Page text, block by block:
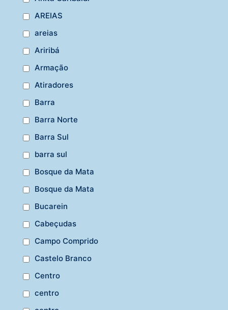
AREIAS
areias
Ariribá
Armação
Atiradores
Barra
Barra Norte
Barra Sul
barra sul
Bosque da Mata
Bosque da Mata
Bucarein
Cabeçudas
Campo Comprido
Castelo Branco
Centro
centro